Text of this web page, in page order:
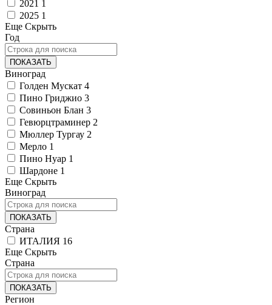
2021 1
2025 1
Еще Скрыть
Год
ПОКАЗАТЬ
Виноград
Голден Мускат 4
Пино Гриджио 3
Совиньон Блан 3
Гевюрцтраминер 2
Мюллер Тургау 2
Мерло 1
Пино Нуар 1
Шардоне 1
Еще Скрыть
Виноград
ПОКАЗАТЬ
Страна
ИТАЛИЯ 16
Еще Скрыть
Страна
ПОКАЗАТЬ
Регион